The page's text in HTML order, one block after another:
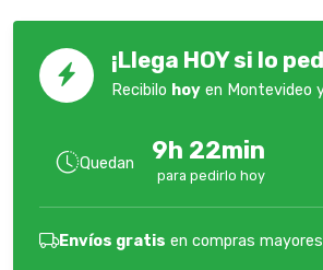
¡Llega HOY si lo
Recibilo hoy en Montevideo
Quedan 9h 22min
para pedirlo hoy
Envíos gratis en compras